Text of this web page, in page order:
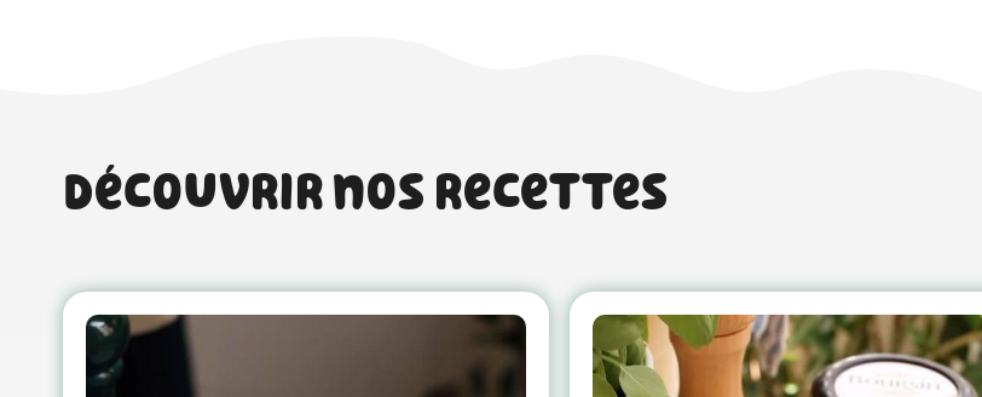
Découvrir nos recettes